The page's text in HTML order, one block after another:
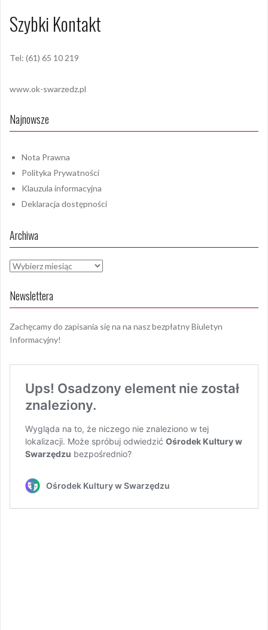
Szybki Kontakt
Tel: (61) 65 10 219
www.ok-swarzedz.pl
Najnowsze
Nota Prawna
Polityka Prywatności
Klauzula informacyjna
Deklaracja dostępności
Archiwa
Archiwa
Newslettera
Zachęcamy do zapisania się na na nasz bezpłatny Biuletyn
Informacyjny!